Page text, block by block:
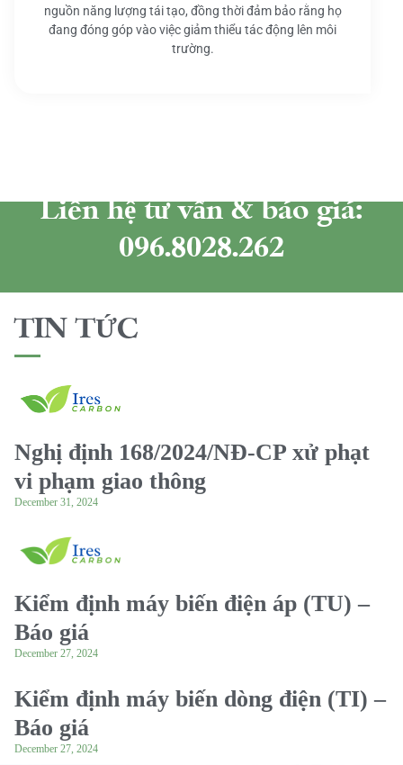
nguồn năng lượng tái tạo, đồng thời đảm bảo rằng họ
đang đóng góp vào việc giảm thiểu tác động lên môi
trường.
Liên hệ tư vấn & báo giá:
096.8028.262
TIN TỨC
Nghị định 168/2024/NĐ-CP xử phạt
vi phạm giao thông
December 31, 2024
Kiểm định máy biến điện áp (TU) –
Báo giá
December 27, 2024
Kiểm định máy biến dòng điện (TI) –
Báo giá
December 27, 2024